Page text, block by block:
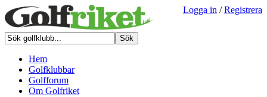
Logga in /Registrera
Hem
Golfklubbar
Golfforum
Om Golfriket